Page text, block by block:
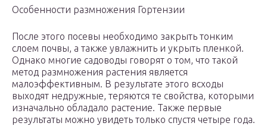
Особенности размножения Гортензии
После этого посевы необходимо закрыть тонким
слоем почвы, а также увлажнить и укрыть пленкой.
Однако многие садоводы говорят о том, что такой
метод размножения растения является
малоэффективным. В результате этого всходы
выходят недружные, теряются те свойства, которыми
изначально обладало растение. Также первые
результаты можно увидеть только спустя четыре года.